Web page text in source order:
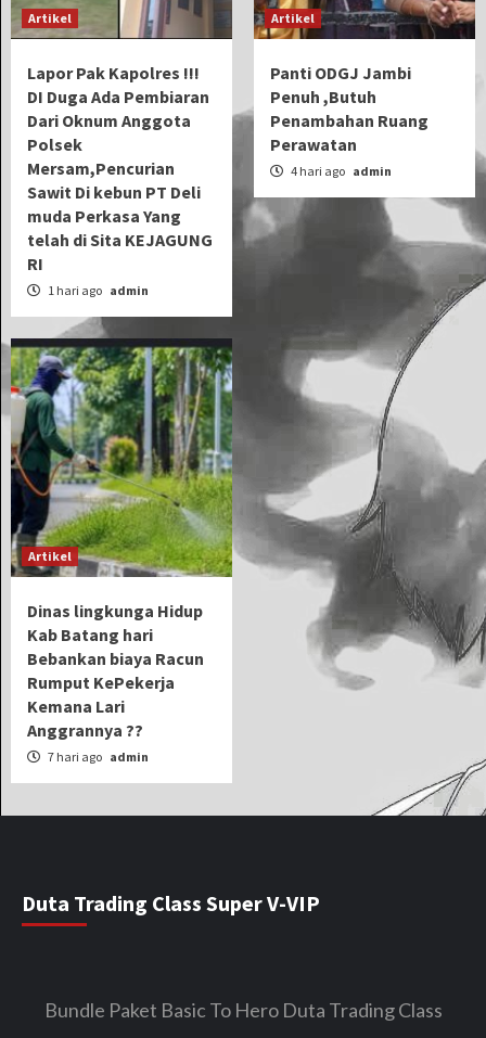
Artikel
Lapor Pak Kapolres !!!
DI Duga Ada Pembiaran
Dari Oknum Anggota
Polsek
Mersam,Pencurian
Sawit Di kebun PT Deli
muda Perkasa Yang
telah di Sita KEJAGUNG
RI
1 hari ago admin
Artikel
Panti ODGJ Jambi
Penuh ,Butuh
Penambahan Ruang
Perawatan
4 hari ago admin
Artikel
Dinas lingkunga Hidup
Kab Batang hari
Bebankan biaya Racun
Rumput KePekerja
Kemana Lari
Anggrannya ??
7 hari ago admin
Duta Trading Class Super V-VIP
Bundle Paket Basic To Hero Duta Trading Class